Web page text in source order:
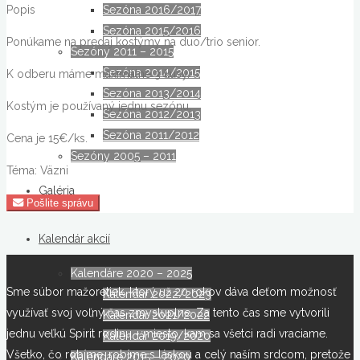
Sezóna 2016/2017
Sezóna 2015/2016
Sezóny 2011 – 2015
Sezóna 2014/2015
Sezóna 2013/2014
Sezóna 2012/2013
Sezóna 2011/2012
Sezóny 2005 – 2011
Galéria
Kalendár akcií
Kalendáre 2020 – 2025
Kalendár 2022/2023
Kalendár 2021/2022
Kalendár 2019/2020
Kalendáre 2015 – 2020
Popis
Ponúkame na predaj kostýmy na duo/trio senior.
K odberu máme maximálne 3 kusy.
Kostým je používaný jednu sezónu.
Cena je 15€/ks.
Téma: Väzni
Pošlite správu
Sme súbor mažoretiek, ktorý už 20 rokov dáva deťom možnosť
využívať svoj voľný čas zmysluplne. Za tento čas sme vytvorili
jednu veľkú Spirit rodinu - miesto, kam sa všetci radi vraciame.
Všetko, čo robíme, robíme s láskou a celý naším srdcom, pretože